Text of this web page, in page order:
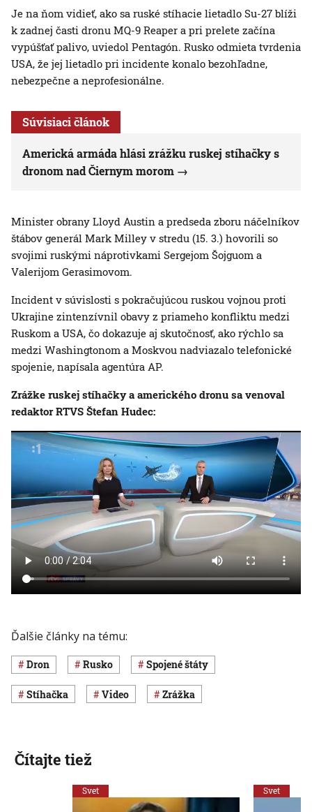
Je na ňom vidieť, ako sa ruské stíhacie lietadlo Su-27 blíži
k zadnej časti dronu MQ-9 Reaper a pri prelete začína
vypúšťať palivo, uviedol Pentagón. Rusko odmieta tvrdenia
USA, že jej lietadlo pri incidente konalo bezohľadne,
nebezpečne a neprofesionálne.
Súvisiaci článok
Americká armáda hlási zrážku ruskej stíhačky s
dronom nad Čiernym morom
Minister obrany Lloyd Austin a predseda zboru náčelníkov
štábov generál Mark Milley v stredu (15. 3.) hovorili so
svojimi ruskými náprotivkami Sergejom Šojguom a
Valerijom Gerasimovom.
Incident v súvislosti s pokračujúcou ruskou vojnou proti
Ukrajine zintenzívnil obavy z priameho konfliktu medzi
Ruskom a USA, čo dokazuje aj skutočnosť, ako rýchlo sa
medzi Washingtonom a Moskvou nadviazalo telefonické
spojenie, napísala agentúra AP.
Zrážke ruskej stíhačky a amerického dronu sa venoval
redaktor RTVS Štefan Hudec:
Ďalšie články na tému:
dron Rusko Spojené štáty
stíhačka Video zrážka
Čítajte tiež
Svet Svet